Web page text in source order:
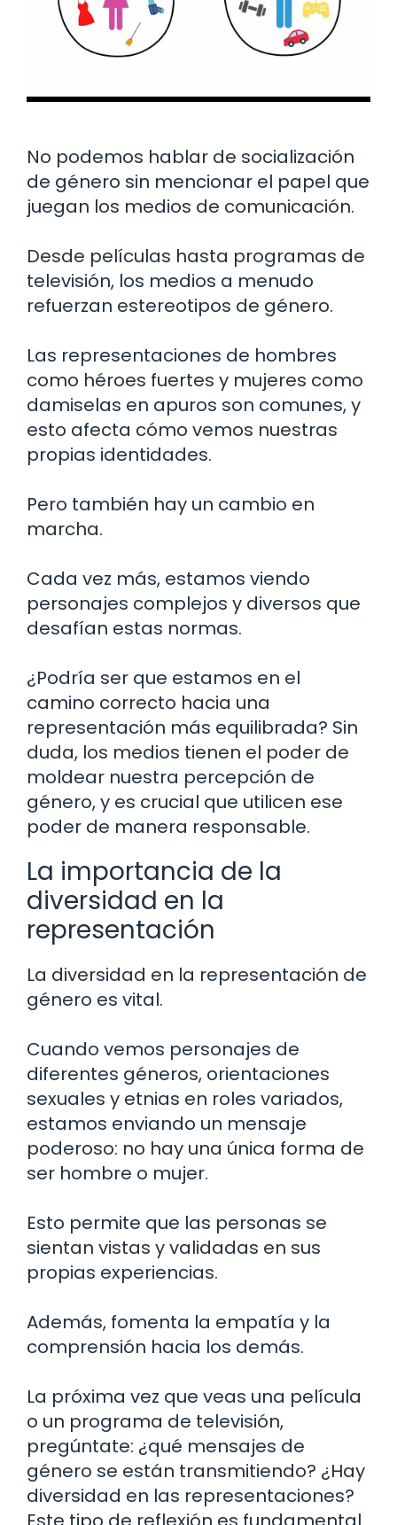
No podemos hablar de socialización
de género sin mencionar el papel que
juegan los medios de comunicación.
Desde películas hasta programas de
televisión, los medios a menudo
refuerzan estereotipos de género.
Las representaciones de hombres
como héroes fuertes y mujeres como
damiselas en apuros son comunes, y
esto afecta cómo vemos nuestras
propias identidades.
Pero también hay un cambio en
marcha.
Cada vez más, estamos viendo
personajes complejos y diversos que
desafían estas normas.
¿Podría ser que estamos en el
camino correcto hacia una
representación más equilibrada? Sin
duda, los medios tienen el poder de
moldear nuestra percepción de
género, y es crucial que utilicen ese
poder de manera responsable.
La importancia de la
diversidad en la
representación
La diversidad en la representación de
género es vital.
Cuando vemos personajes de
diferentes géneros, orientaciones
sexuales y etnias en roles variados,
estamos enviando un mensaje
poderoso: no hay una única forma de
ser hombre o mujer.
Esto permite que las personas se
sientan vistas y validadas en sus
propias experiencias.
Además, fomenta la empatía y la
comprensión hacia los demás.
La próxima vez que veas una película
o un programa de televisión,
pregúntate: ¿qué mensajes de
género se están transmitiendo? ¿Hay
diversidad en las representaciones?